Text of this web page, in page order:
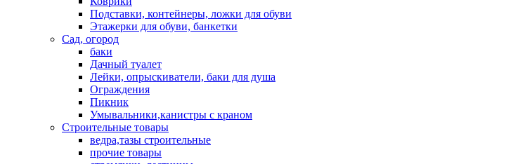
Подставки, контейнеры, ложки для обуви
Этажерки для обуви, банкетки
Сад, огород
баки
Дачный туалет
Лейки, опрыскиватели, баки для душа
Ограждения
Пикник
Умывальники,канистры с краном
Строительные товары
ведра,тазы строительные
прочие товары